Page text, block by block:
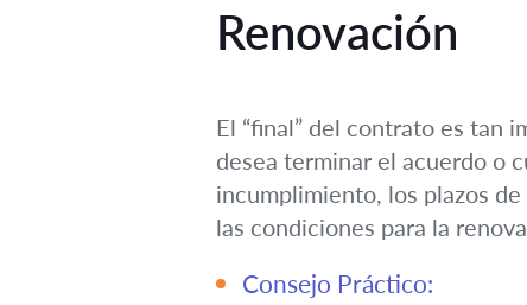
Renovación
El “final” del contrato es tan
desea terminar el acuerdo o
incumplimiento, los plazos
las condiciones para la
Consejo Práctico: